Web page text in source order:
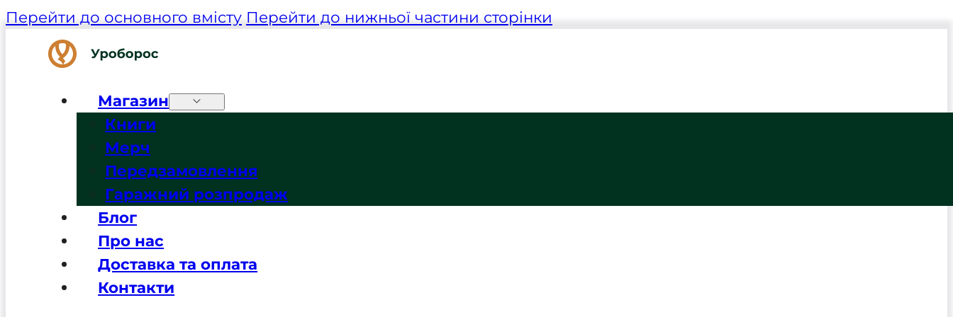
Перейти до основного вмісту Перейти до нижньої частини сторінки
Магазин
Книги
Мерч
Передзамовлення
Гаражний розпродаж
Блог
Про нас
Доставка та оплата
Контакти